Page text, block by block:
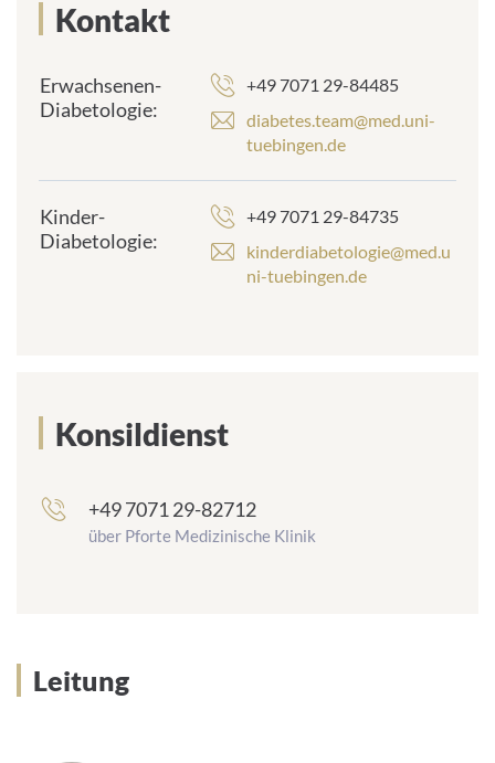
Kontakt
Erwachsenen-
Diabetologie:
+49 7071 29-84485
diabetes.team@med.uni-
tuebingen.de
Kinder-
Diabetologie:
+49 7071 29-84735
kinderdiabetologie@med.u
ni-tuebingen.de
Konsildienst
frontend.sr-
only_#
+49 7071 29-82712
über Pforte Medizinische Klinik
Leitung